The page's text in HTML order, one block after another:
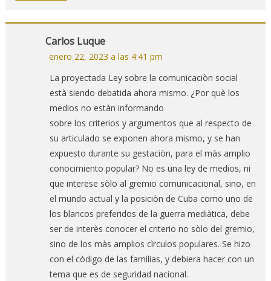
Carlos Luque
enero 22, 2023 a las 4:41 pm
La proyectada Ley sobre la comunicaciòn social
està siendo debatida ahora mismo. ¿Por què los
medios no estàn informando
sobre los criterios y argumentos que al respecto de
su articulado se exponen ahora mismo, y se han
expuesto durante su gestaciòn, para el màs amplio
conocimiento popular? No es una ley de medios, ni
que interese sòlo al gremio comunicacional, sino, en
el mundo actual y la posiciòn de Cuba como uno de
los blancos preferidos de la guerra mediàtica, debe
ser de interès conocer el criterio no sòlo del gremio,
sino de los màs amplios cìrculos populares. Se hizo
con el còdigo de las familias, y debiera hacer con un
tema que es de seguridad nacional.